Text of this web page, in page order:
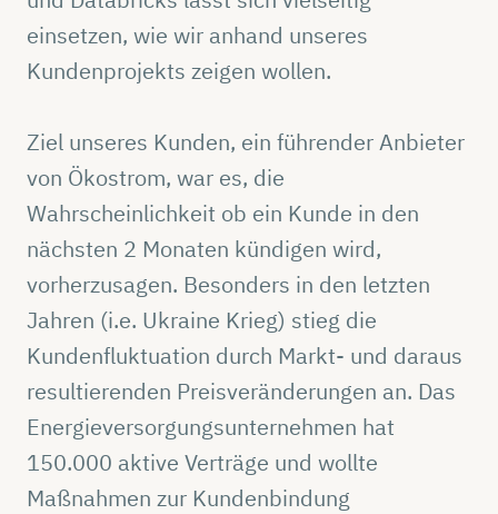
einsetzen, wie wir anhand unseres
Kundenprojekts zeigen wollen.
Ziel unseres Kunden, ein führender Anbieter
von Ökostrom, war es, die
Wahrscheinlichkeit ob ein Kunde in den
nächsten 2 Monaten kündigen wird,
vorherzusagen. Besonders in den letzten
Jahren (i.e. Ukraine Krieg) stieg die
Kundenfluktuation durch Markt- und daraus
resultierenden Preisveränderungen an. Das
Energieversorgungsunternehmen hat
150.000 aktive Verträge und wollte
Maßnahmen zur Kundenbindung